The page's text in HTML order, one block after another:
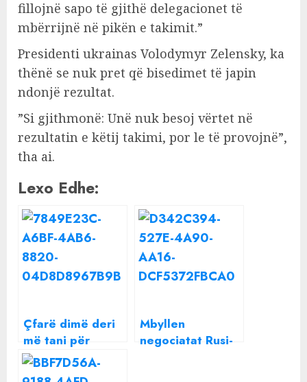
fillojnë sapo të gjithë delegacionet të
mbërrijnë në pikën e takimit.”
Presidenti ukrainas Volodymyr Zelensky, ka
thënë se nuk pret që bisedimet të japin
ndonjë rezultat.
”Si gjithmonë: Unë nuk besoj vërtet në
rezultatin e këtij takimi, por le të provojnë”,
tha ai.
Lexo Edhe:
Çfarë dimë deri
më tani për
luftën Rusi-
Ukrainë?
Mbyllen
negociatat Rusi-